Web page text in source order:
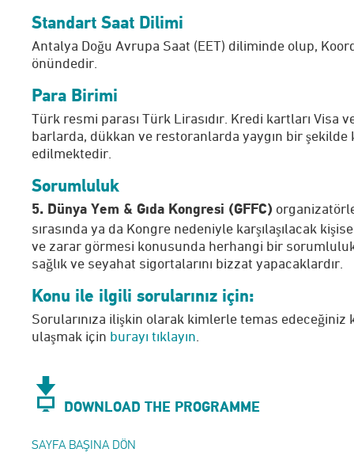
Standart Saat Dilimi
Antalya Doğu Avrupa Saat (EET) diliminde olup,
önündedir.
Para Birimi
Türk resmi parası Türk Lirasıdır. Kredi kartları Visa
barlarda, dükkan ve restoranlarda yaygın bir şekilde
edilmektedir.
Sorumluluk
5. Dünya Yem & Gıda Kongresi (GFFC)
sırasında ya da Kongre nedeniyle karşılaşılacak
ve zarar görmesi konusunda herhangi bir
sağlık ve seyahat sigortalarını bizzat yapacaklardır.
Konu ile ilgili sorularınız için:
Sorularınıza ilişkin olarak kimlerle temas
ulaşmak için burayı tıklayın
DOWNLOAD THE PROGRAMME
SAYFA BAŞINA DÖN